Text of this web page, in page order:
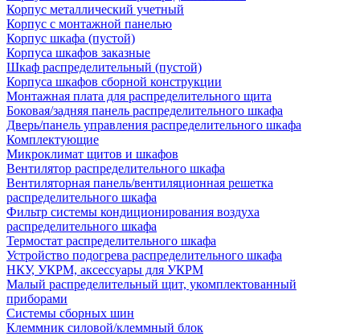
Корпус металлический учетный
Корпус с монтажной панелью
Корпус шкафа (пустой)
Корпуса шкафов заказные
Шкаф распределительный (пустой)
Корпуса шкафов сборной конструкции
Монтажная плата для распределительного щита
Боковая/задняя панель распределительного шкафа
Дверь/панель управления распределительного шкафа
Комплектующие
Микроклимат щитов и шкафов
Вентилятор распределительного шкафа
Вентиляторная панель/вентиляционная решетка
распределительного шкафа
Фильтр системы кондиционирования воздуха
распределительного шкафа
Термостат распределительного шкафа
Устройство подогрева распределительного шкафа
НКУ, УКРМ, аксессуары для УКРМ
Малый распределительный щит, укомплектованный
приборами
Системы сборных шин
Клеммник силовой/клеммный блок